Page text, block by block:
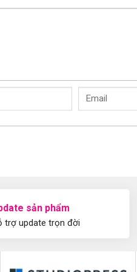
sản phẩm
trợ update trọn đời